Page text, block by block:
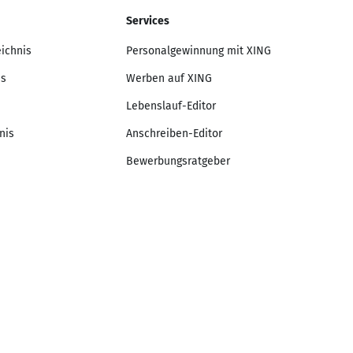
Services
Personalgewinnung mit XING
Werben auf XING
Lebenslauf-Editor
Anschreiben-Editor
Bewerbungsratgeber